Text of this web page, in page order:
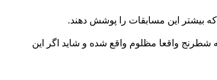
بیشتر این مسابقات را پوشش دهند.
واقعا مظلوم واقع شده و شاید اگر این